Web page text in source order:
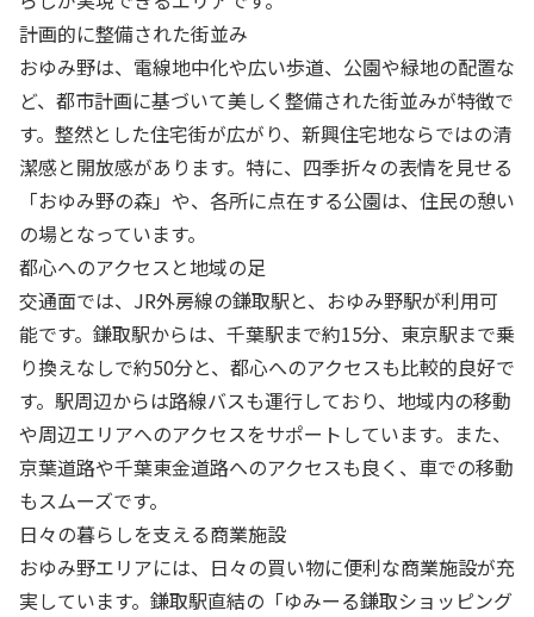
計画的に整備された街並み
おゆみ野は、電線地中化や広い歩道、公園や緑地の配置な
ど、都市計画に基づいて美しく整備された街並みが特徴で
す。整然とした住宅街が広がり、新興住宅地ならではの清
潔感と開放感があります。特に、四季折々の表情を見せる
「おゆみ野の森」や、各所に点在する公園は、住民の憩い
の場となっています。
都心へのアクセスと地域の足
交通面では、JR外房線の鎌取駅と、おゆみ野駅が利用可
能です。鎌取駅からは、千葉駅まで約15分、東京駅まで乗
り換えなしで約50分と、都心へのアクセスも比較的良好で
す。駅周辺からは路線バスも運行しており、地域内の移動
や周辺エリアへのアクセスをサポートしています。また、
京葉道路や千葉東金道路へのアクセスも良く、車での移動
もスムーズです。
日々の暮らしを支える商業施設
おゆみ野エリアには、日々の買い物に便利な商業施設が充
実しています。鎌取駅直結の「ゆみーる鎌取ショッピング